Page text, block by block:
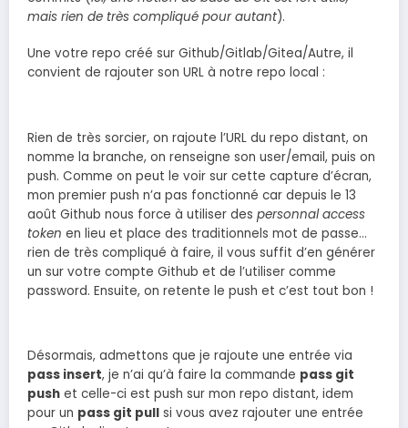
mais rien de très compliqué pour autant).
Une votre repo créé sur Github/Gitlab/Gitea/Autre, il
convient de rajouter son URL à notre repo local :
Rien de très sorcier, on rajoute l’URL du repo distant, on
nomme la branche, on renseigne son user/email, puis on
push. Comme on peut le voir sur cette capture d’écran,
mon premier push n’a pas fonctionné car depuis le 13
août Github nous force à utiliser des personnal access
token en lieu et place des traditionnels mot de passe…
rien de très compliqué à faire, il vous suffit d’en générer
un sur votre compte Github et de l’utiliser comme
password. Ensuite, on retente le push et c’est tout bon !
Désormais, admettons que je rajoute une entrée via
pass insert, je n’ai qu’à faire la commande pass git
push et celle-ci est push sur mon repo distant, idem
pour un pass git pull si vous avez rajouter une entrée